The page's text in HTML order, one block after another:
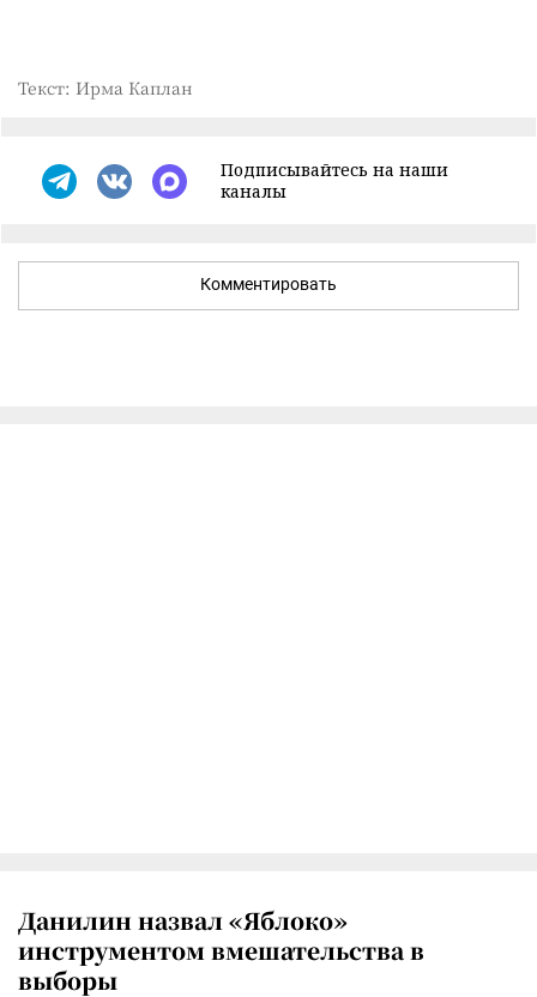
Текст: Ирма Каплан
Подписывайтесь на наши
каналы
Комментировать
Данилин назвал «Яблоко»
инструментом вмешательства в
выборы